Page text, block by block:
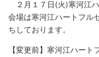
２月１７日(火)寒河江ハ
会場は寒河江ハートフル
ちしております。
【変更前】寒河江ハー